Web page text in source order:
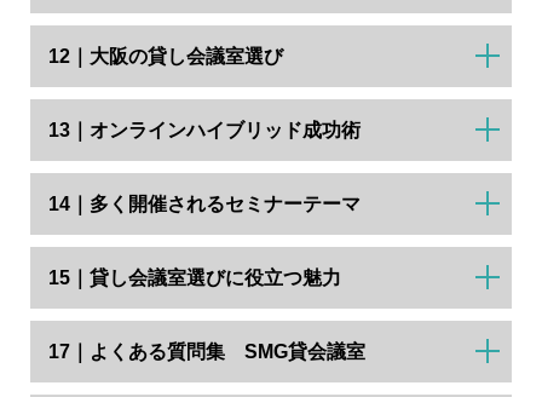
12｜大阪の貸し会議室選び
13｜オンラインハイブリッド成功術
14｜多く開催されるセミナーテーマ
15｜貸し会議室選びに役立つ魅力
17｜よくある質問集 SMG貸会議室